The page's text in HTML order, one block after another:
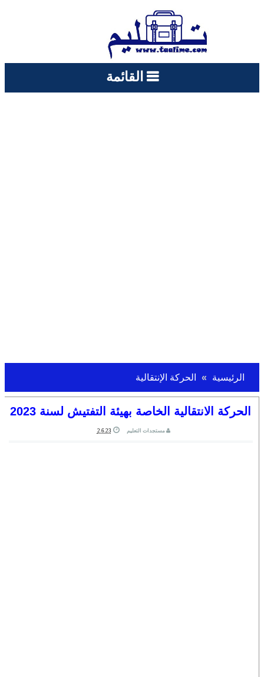
القائمة
الرئيسية الحركة الإنتقالية
الحركة الانتقالية الخاصة بهيئة التفتيش لسنة 2023
مستجدات التعليم 2.6.23